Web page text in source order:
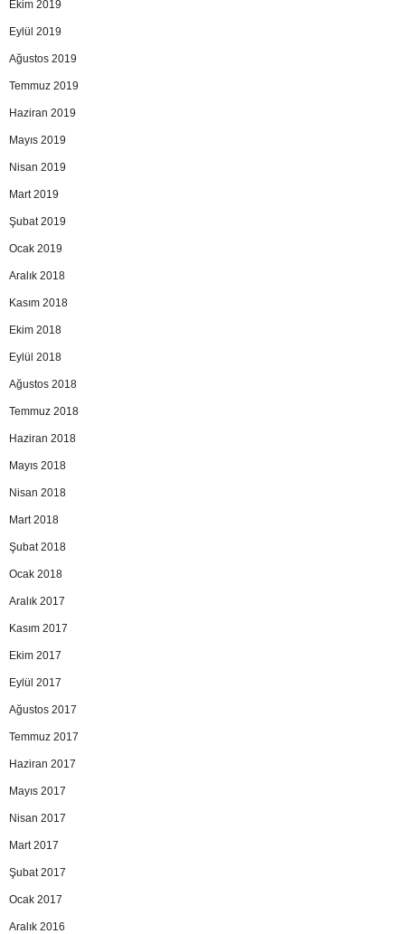
Ekim 2019
Eylül 2019
Ağustos 2019
Temmuz 2019
Haziran 2019
Mayıs 2019
Nisan 2019
Mart 2019
Şubat 2019
Ocak 2019
Aralık 2018
Kasım 2018
Ekim 2018
Eylül 2018
Ağustos 2018
Temmuz 2018
Haziran 2018
Mayıs 2018
Nisan 2018
Mart 2018
Şubat 2018
Ocak 2018
Aralık 2017
Kasım 2017
Ekim 2017
Eylül 2017
Ağustos 2017
Temmuz 2017
Haziran 2017
Mayıs 2017
Nisan 2017
Mart 2017
Şubat 2017
Ocak 2017
Aralık 2016